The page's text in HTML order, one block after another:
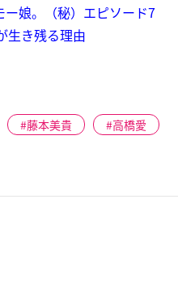
娘。（秘）エピソード7
生き残る理由
藤本美貴 高橋愛